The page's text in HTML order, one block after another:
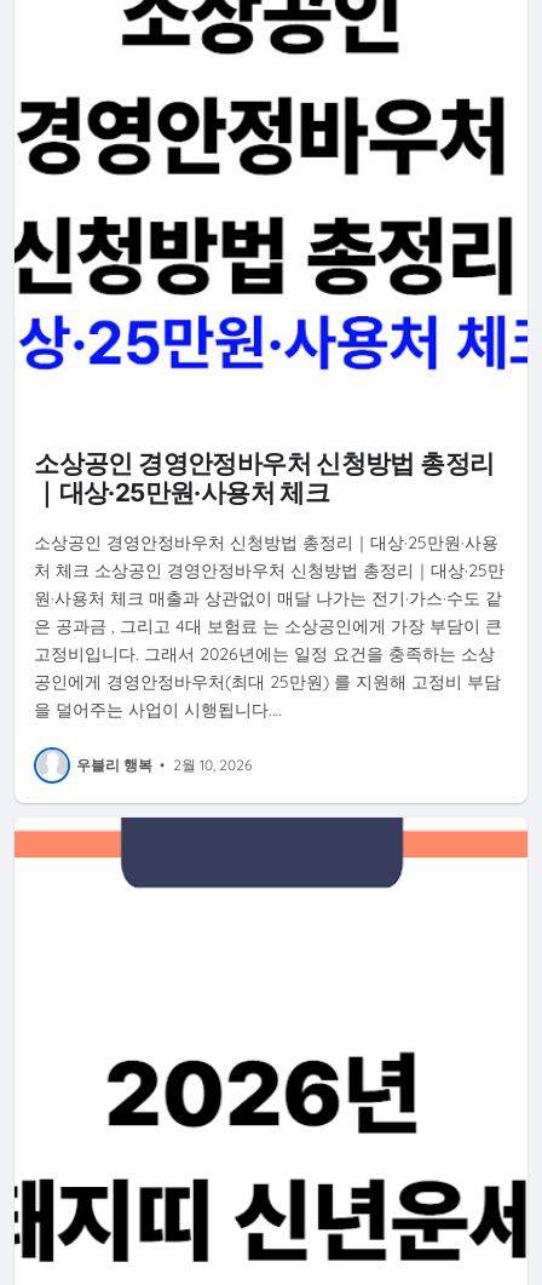
소상공인 경영안정바우처 신청방법 총정리
｜대상·25만원·사용처 체크
소상공인 경영안정바우처 신청방법 총정리｜대상·25만원·사용
처 체크 소상공인 경영안정바우처 신청방법 총정리｜대상·25만
원·사용처 체크 매출과 상관없이 매달 나가는 전기·가스·수도 같
은 공과금 , 그리고 4대 보험료 는 소상공인에게 가장 부담이 큰
고정비입니다. 그래서 2026년에는 일정 요건을 충족하는 소상
공인에게 경영안정바우처(최대 25만원) 를 지원해 고정비 부담
을 덜어주는 사업이 시행됩니다.…
우블리 행복 • 2월 10, 2026